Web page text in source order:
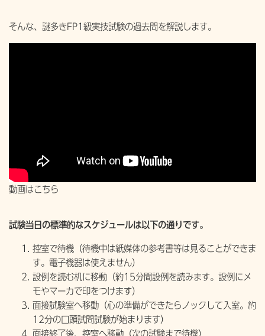
そんな、謎多きFP1級実技試験の過去問を解説します。
動画はこちら
試験当日の標準的なスケジュールは以下の通りです。
控室で待機（待機中は紙媒体の参考書等は見ることができま
す。電子機器は使えません）
設例を読む机に移動（約15分間設例を読みます。設例にメ
モやマーカで印をつけます）
面接試験室へ移動（心の準備ができたらノックして入室。約
12分の口頭試問試験が始まります）
面接終了後、控室へ移動（次の試験まで待機）